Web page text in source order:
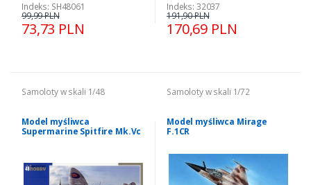
Indeks: SH48061
73,73 PLN
99,99 PLN
Indeks: 32037
170,69 PLN
191,90 PLN
Samoloty w skali 1/48
Model myśliwca
Supermarine Spitfire Mk.Vc
Samoloty w skali 1/72
Model myśliwca Mirage
F.1CR